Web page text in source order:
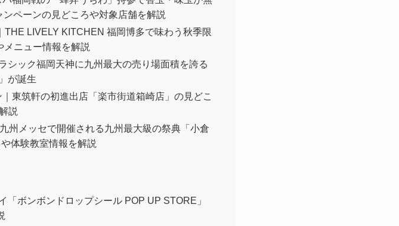
ペーンの見どころや対象店舗を解説
THE LIVELY KITCHEN 福岡博多で味わう秋季限
ニュー情報を解説
シック福岡天神に九州最大の売り場面積を誇る
が誕生
東筑軒の初進出店「楽市街道箱崎店」の見どこ
説
州メッセで開催される九州最大級の祭典「小倉
体験教室情報を解説
「ボンボンドロップシール POP UP STORE」